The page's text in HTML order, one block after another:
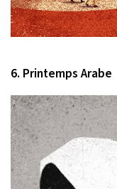
6. Printemps Arabe